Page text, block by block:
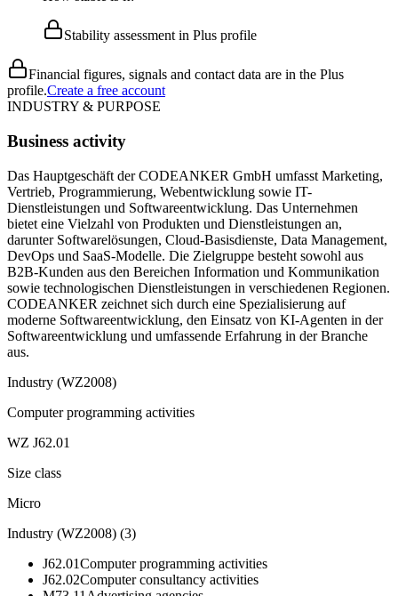
Stability assessment in Plus profile
Financial figures, signals and contact data are in the Plus
profile.Create a free account
INDUSTRY & PURPOSE
Business activity
Das Hauptgeschäft der CODEANKER GmbH umfasst Marketing,
Vertrieb, Programmierung, Webentwicklung sowie IT-
Dienstleistungen und Softwareentwicklung. Das Unternehmen
bietet eine Vielzahl von Produkten und Dienstleistungen an,
darunter Softwarelösungen, Cloud-Basisdienste, Data Management,
DevOps und SaaS-Modelle. Die Zielgruppe besteht sowohl aus
B2B-Kunden aus den Bereichen Information und Kommunikation
sowie technologischen Dienstleistungen in verschiedenen Regionen.
CODEANKER zeichnet sich durch eine Spezialisierung auf
moderne Softwareentwicklung, den Einsatz von KI-Agenten in der
Softwareentwicklung und umfassende Erfahrung in der Branche
aus.
Industry (WZ2008)
Computer programming activities
WZ J62.01
Size class
Micro
Industry (WZ2008) (3)
J62.01Computer programming activities
J62.02Computer consultancy activities